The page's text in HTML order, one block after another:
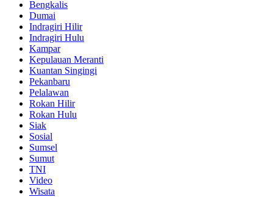
Bengkalis
Dumai
Indragiri Hilir
Indragiri Hulu
Kampar
Kepulauan Meranti
Kuantan Singingi
Pekanbaru
Pelalawan
Rokan Hilir
Rokan Hulu
Siak
Sosial
Sumsel
Sumut
TNI
Video
Wisata